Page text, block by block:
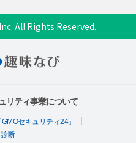
All Rights Reserved.